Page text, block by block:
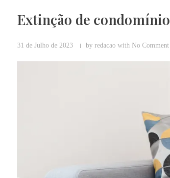
Extinção de condomínio
31 de Julho de 2023 by redacao with No Comment